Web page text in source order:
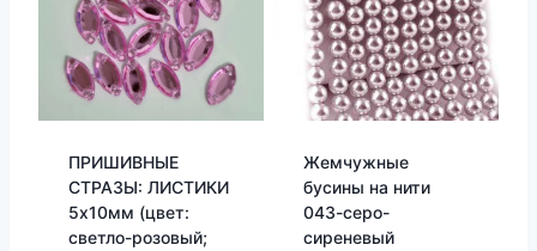
ПРИШИВНЫЕ
СТРАЗЫ: ЛИСТИКИ
5х10мм (цвет:
светло-розовый;
Жемчужные
бусины на нити
043-серо-
сиреневый